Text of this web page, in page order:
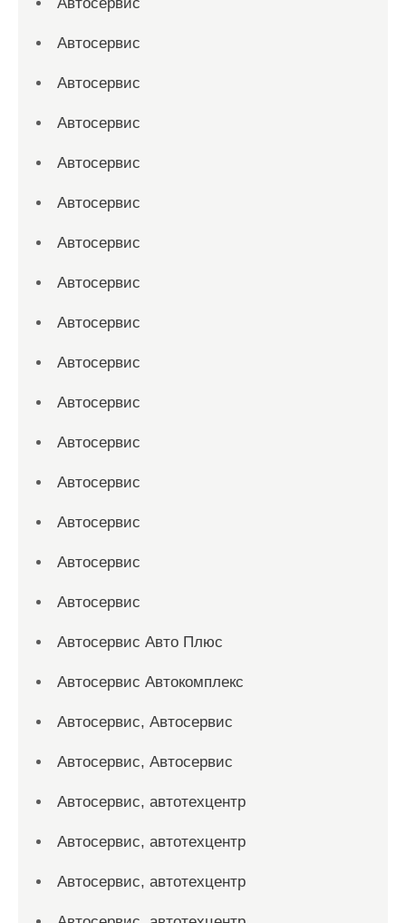
Автосервис
Автосервис
Автосервис
Автосервис
Автосервис
Автосервис
Автосервис
Автосервис
Автосервис
Автосервис
Автосервис
Автосервис
Автосервис
Автосервис
Автосервис
Автосервис Авто Плюс
Автосервис Автокомплекс
Автосервис, Автосервис
Автосервис, Автосервис
Автосервис, автотехцентр
Автосервис, автотехцентр
Автосервис, автотехцентр